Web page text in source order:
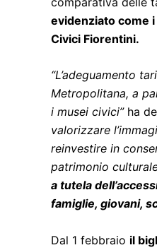
evidenziato come
Civici Fiorentini.
“L’adeguamento
Metropolitana, a
i musei civici”ha
valorizzare
reinvestire in
patrimonio
a tutela
famiglie, giovani,
Dal 1 febbraio il